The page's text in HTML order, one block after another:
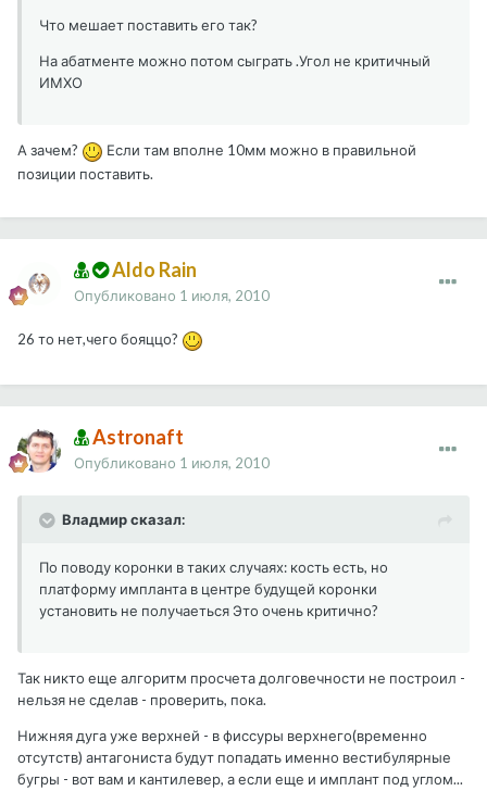
Что мешает поставить его так?
На абатменте можно потом сыграть .Угол не критичный
ИМХО
А зачем?
Если там вполне 10мм можно в правильной
позиции поставить.
Aldo Rain
Опубликовано 1 июля, 2010
26 то нет,чего бояццо?
Astronaft
Опубликовано 1 июля, 2010
Владмир сказал:
По поводу коронки в таких случаях: кость есть, но
платформу импланта в центре будущей коронки
установить не получаеться Это очень критично?
Так никто еще алгоритм просчета долговечности не построил -
нельзя не сделав - проверить, пока.
Нижняя дуга уже верхней - в фиссуры верхнего(временно
отсутств) антагониста будут попадать именно вестибулярные
бугры - вот вам и кантилевер, а если еще и имплант под углом...